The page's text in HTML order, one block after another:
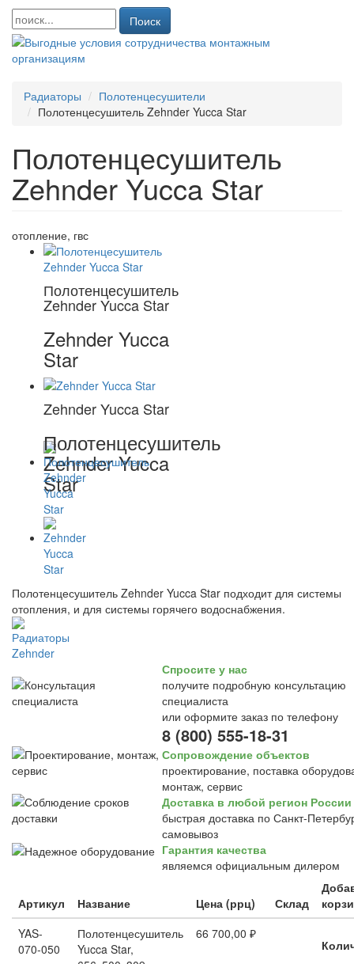
Поиск
Радиаторы
Полотенцесушители
Полотенцесушитель Zehnder Yucca Star
Полотенцесушитель
Zehnder Yucca Star
отопление, гвс
Полотенцесушитель
Zehnder Yucca Star
Zehnder Yucca
Star
Zehnder Yucca Star
Полотенцесушитель
Zehnder Yucca
Star
Полотенцесушитель Zehnder Yucca Star подходит для системы
отопления, и для системы горячего водоснабжения.
Спросите у нас
получите подробную консультацию
специалиста
или оформите заказ по телефону
8 (800) 555-18-31
Сопровождение объектов
проектирование, поставка
монтаж, сервис
Доставка в любой регион России
быстрая доставка по Санкт-
самовывоз
Гарантия качества
являемся официальным дилером
Артикул Название Цена (ррц) Склад
YAS-
070-050
Полотенцесушитель
Yucca Star,
66 700,00 ₽